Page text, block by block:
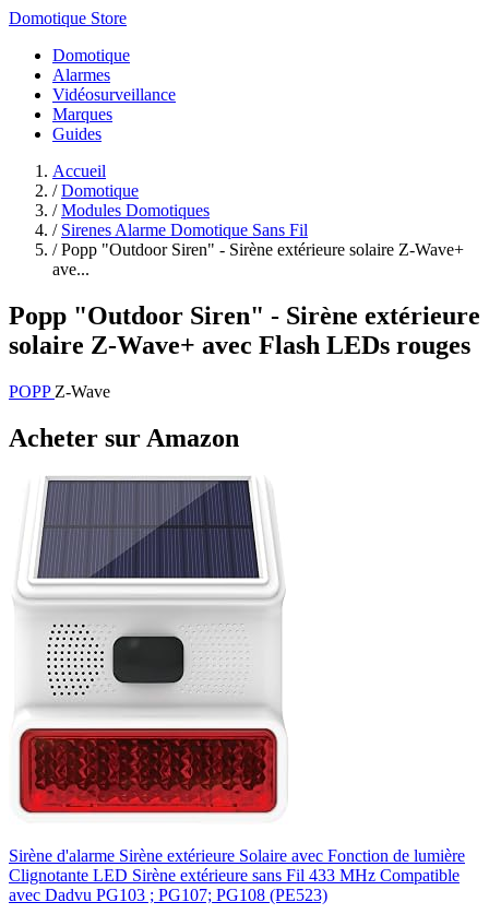
Domotique Store
Domotique
Alarmes
Vidéosurveillance
Marques
Guides
Accueil
/ Domotique
/ Modules Domotiques
/ Sirenes Alarme Domotique Sans Fil
/ Popp "Outdoor Siren" - Sirène extérieure solaire Z-Wave+
ave...
Popp "Outdoor Siren" - Sirène extérieure
solaire Z-Wave+ avec Flash LEDs rouges
POPP Z-Wave
Acheter sur Amazon
Sirène d'alarme Sirène extérieure Solaire avec Fonction de lumière
Clignotante LED Sirène extérieure sans Fil 433 MHz Compatible
avec Dadvu PG103 ; PG107; PG108 (PE523)